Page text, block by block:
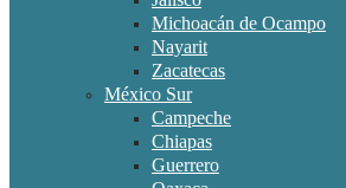
Michoacán de Ocampo
Nayarit
Zacatecas
México Sur
Campeche
Chiapas
Guerrero